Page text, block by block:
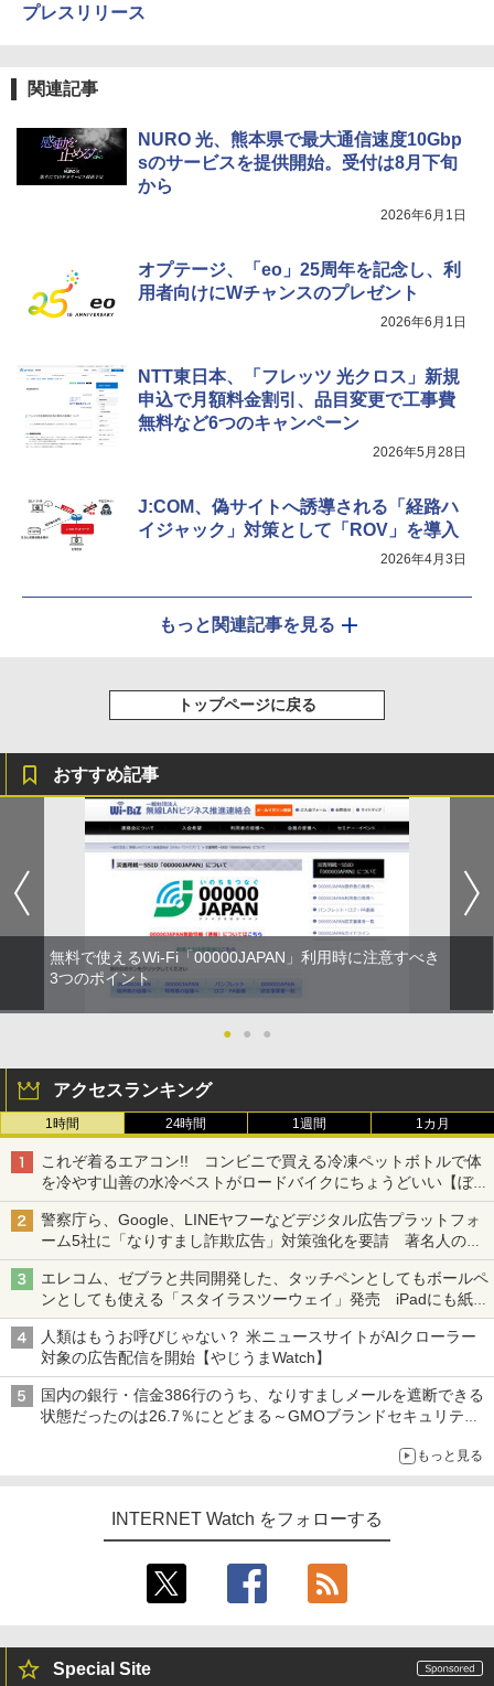
プレスリリース
関連記事
NURO 光、熊本県で最大通信速度10Gbp
sのサービスを提供開始。受付は8月下旬
から
2026年6月1日
オプテージ、「eo」25周年を記念し、利
用者向けにWチャンスのプレゼント
2026年6月1日
NTT東日本、「フレッツ 光クロス」新規
申込で月額料金割引、品目変更で工事費
無料など6つのキャンペーン
2026年5月28日
J:COM、偽サイトへ誘導される「経路ハ
イジャック」対策として「ROV」を導入
2026年4月3日
もっと関連記事を見る
トップページに戻る
おすすめ記事
無料で使えるWi-Fi「00000JAPAN」利用時に注意すべき
3つのポイント
● ● ●
アクセスランキング
1時間 24時間 1週間 1カ月
これぞ着るエアコン!! コンビニで買える冷凍ペットボトルで体
を冷やす山善の水冷ベストがロードバイクにちょうどいい【ぼっ
ち・ざ・ろーど！その14】【空いた時間でなにしてる？】
警察庁ら、Google、LINEヤフーなどデジタル広告プラットフォ
ーム5社に「なりすまし詐欺広告」対策強化を要請 著名人の写
真や映像を使った投資詐欺などへの対策として
エレコム、ゼブラと共同開発した、タッチペンとしてもボールペ
ンとしても使える「スタイラスツーウェイ」発売 iPadにも紙に
も、持ち替えずに書き込める
人類はもうお呼びじゃない？ 米ニュースサイトがAIクローラー
対象の広告配信を開始【やじうまWatch】
国内の銀行・信金386行のうち、なりすましメールを遮断できる
状態だったのは26.7％にとどまる～GMOブランドセキュリティ
もっと見る
INTERNET Watch をフォローする
Special Site